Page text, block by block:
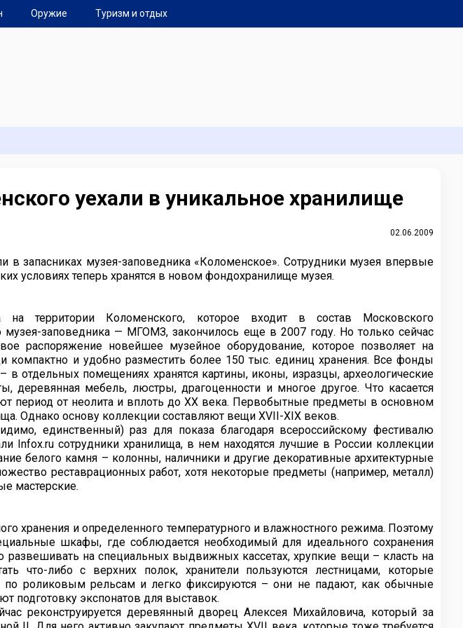
Оружие Туризм и отдых
уехали в уникальное хранилище
02.06.2009
в запасниках музея-заповедника «Коломенское». Сотрудники музея впервые
условиях теперь хранятся в новом фондохранилище музея.
на территории Коломенского, которое входит в состав Московского
музея-заповедника — МГОМЗ, закончилось еще в 2007 году. Но только сейчас
распоряжение новейшее музейное оборудование, которое позволяет на
компактно и удобно разместить более 150 тыс. единиц хранения. Все фонды
в отдельных помещениях хранятся картины, иконы, изразцы, археологические
деревянная мебель, люстры, драгоценности и многое другое. Что касается
период от неолита и вплоть до XX века. Первобытные предметы в основном
Однако основу коллекции составляют вещи XVII-XIX веков.
единственный) раз для показа благодаря всероссийскому фестивалю
Infox.ru сотрудники хранилища, в нем находятся лучшие в России коллекции
белого камня – колонны, наличники и другие декоративные архитектурные
реставрационных работ, хотя некоторые предметы (например, металл)
мастерские.
хранения и определенного температурного и влажностного режима. Поэтому
шкафы, где соблюдается необходимый для идеального сохранения
на специальных выдвижных кассетах, хрупкие вещи – класть на
что-либо с верхних полок, хранители пользуются лестницами, которые
по роликовым рельсам и легко фиксируются – они не падают, как обычные
подготовку экспонатов для выставок.
реконструируется деревянный дворец Алексея Михайловича, который за